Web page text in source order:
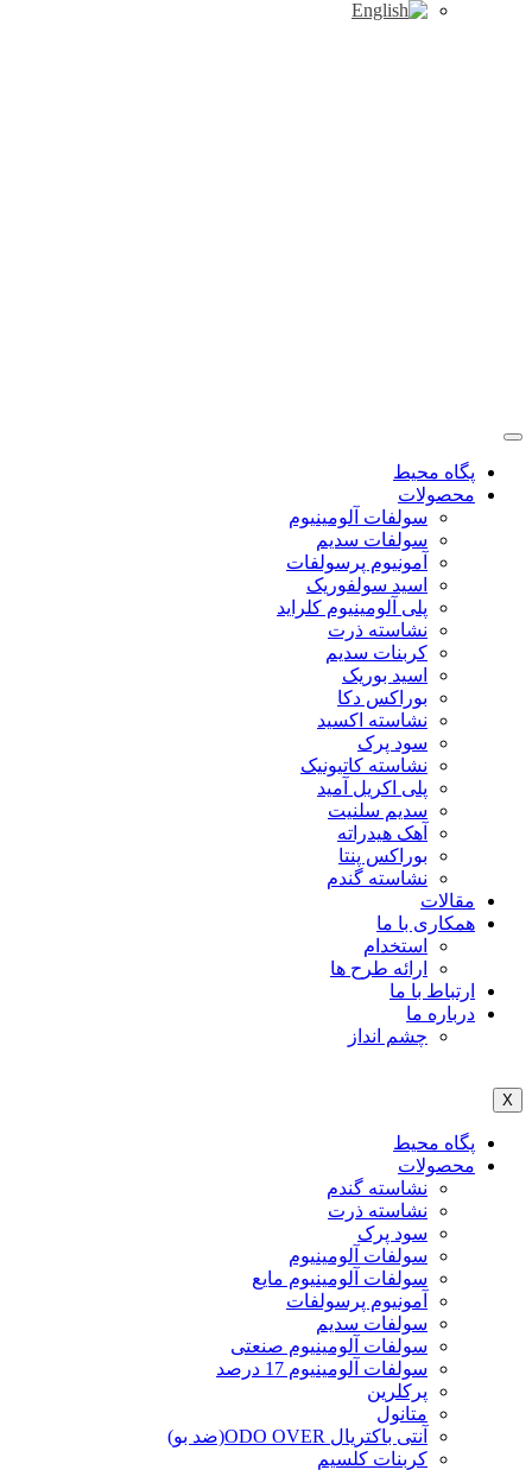
پگاه محیط
محصولات
سولفات آلومینیوم
سولفات سدیم
آمونیوم پرسولفات
اسید سولفوریک
پلی آلومینیوم کلراید
نشاسته ذرت
کربنات سدیم
اسید بوریک
بوراکس دکا
نشاسته اکسید
سود پرک
نشاسته کاتیونیک
پلی اکریل آمید
سدیم سلنیت
آهک هیدراته
بوراکس پنتا
نشاسته گندم
مقالات
همکاری با ما
استخدام
ارائه طرح ها
ارتباط با ما
درباره ما
چشم انداز
X
پگاه محیط
محصولات
نشاسته گندم
نشاسته ذرت
سود پرک
سولفات آلومینیوم
سولفات آلومینیوم مایع
آمونیوم پرسولفات
سولفات سدیم
سولفات آلومینیوم صنعتی
سولفات آلومینیوم 17 درصد
پرکلرین
متانول
آنتی باکتریال ODO OVER(ضد بو)
کربنات کلسیم